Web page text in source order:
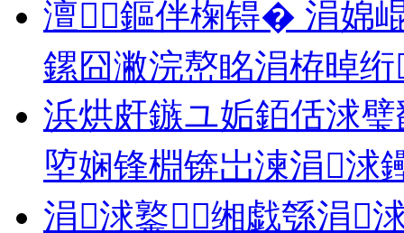
澶鏂伴椈锝� 涓婂
鏍囧潎浣嶅眳涓栫晫绗
浜烘皯鏃ユ姤銆佸浗
埅娴锋棩锛岀湅涓浗
涓浗鐜缃戯綔涓